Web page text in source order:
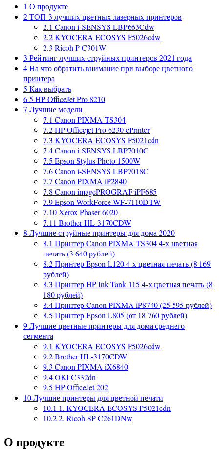
1 О продукте
2ТОП-3 лучших цветных лазерных принтеров
2.1 Canon i-SENSYS LBP663Cdw
2.2KYOCERA ECOSYS P5026cdw
2.3 Ricoh P C301W
3 Рейтинг лучших струйных принтеров 2021 года
4На что обратить внимание при выборе цветного
принтера
5 Как выбрать
65 HP OfficeJet Pro 8210
7 Лучшие модели
7.1 Canon PIXMA TS304
7.2HP Officejet Pro 6230 ePrinter
7.3 KYOCERA ECOSYS P5021cdn
7.4Canon i-SENSYS LBP7010C
7.5 Epson Stylus Photo 1500W
7.6Canon i-SENSYS LBP7018C
7.7 Canon PIXMA iP2840
7.8 Canon imagePROGRAF iPF685
7.9Epson WorkForce WF-7110DTW
7.10Xerox Phaser 6020
7.11 Brother HL-3170CDW
8 Лучшие струйные принтеры для дома 2020
8.1 Принтер Canon PIXMA TS304 4-х цветная
печать (3 640 рублей)
8.2Принтер Epson L120 4-х цветная печать (8 169
рублей)
8.3 Принтер HP Ink Tank 115 4-х цветная печать (8
180 рублей)
8.4Принтер Canon PIXMA iP8740 (25 595 рублей)
8.5 Принтер Epson L805 (от 18 760 рублей)
9Лучшие цветные принтеры для дома среднего
сегмента
9.1 KYOCERA ECOSYS P5026cdw
9.2Brother HL-3170CDW
9.3 Canon PIXMA iX6840
9.4OKI C332dn
9.5 HP OfficeJet 202
10Лучшие принтеры для цветной печати
10.1 1. KYOCERA ECOSYS P5021cdn
10.22. Ricoh SP C261DNw
О продукте